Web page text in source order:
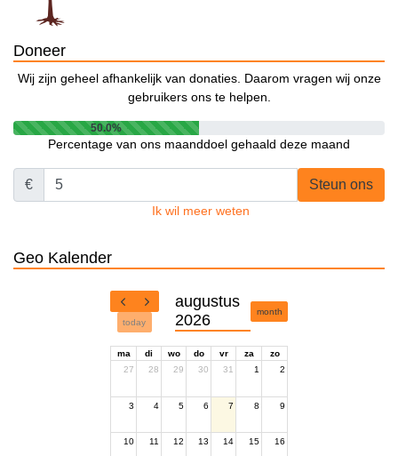
Doneer
Wij zijn geheel afhankelijk van donaties. Daarom vragen wij onze
gebruikers ons te helpen.
50.0%
Percentage van ons maanddoel gehaald deze maand
€ Steun ons
Ik wil meer weten
Geo Kalender
today
augustus
2026
month
ma di wo do vr za
zo
27
28 29 30 31 1 2
3 4 5 6 7 8 9
10 11 12 13 14 15 16